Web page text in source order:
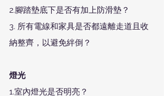
2.腳踏墊底下是否有加上防滑墊？
3. 所有電線和家具是否都遠離走道且收
納整齊，以避免絆倒？
燈光
1.室內燈光是否明亮？